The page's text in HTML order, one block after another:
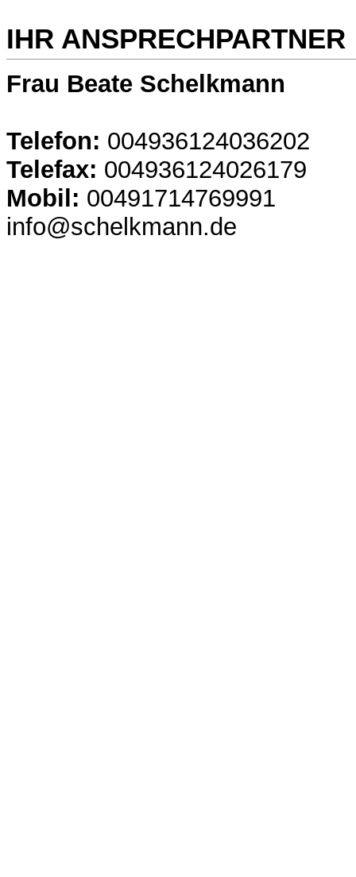
IHR ANSPRECHPARTNER
Frau Beate Schelkmann
Telefon: 004936124036202
Telefax: 004936124026179
Mobil: 00491714769991
info@schelkmann.de